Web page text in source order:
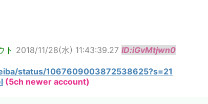
ト 2018/11/28(水) 11:43:39.27 ID:iGvMtjwn0
status/1067609003872538625?s=21
(5ch newer account)